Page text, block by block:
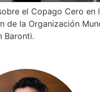
el Copago Cero en
de la Organización
Baronti.